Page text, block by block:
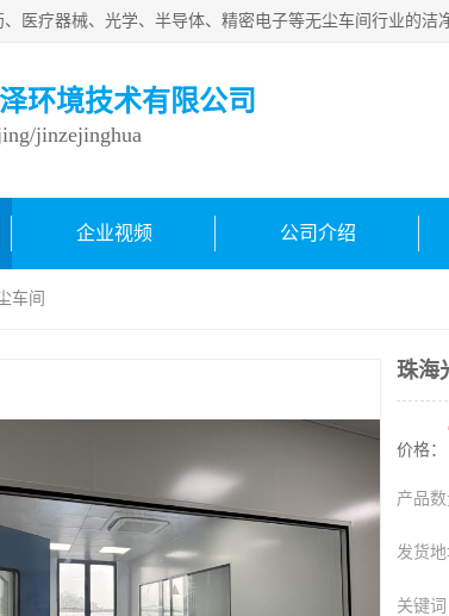
环境技术有限公司
jinzejinghua
企业视频 公司介绍
车间
珠海
价格：
产品数
发货地
关键词